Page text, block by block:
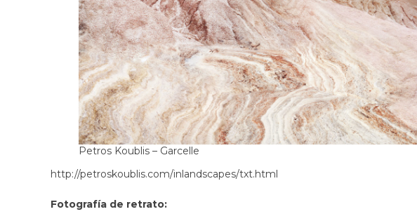
Petros Koublis – Garcelle
http://petroskoublis.com/inlandscapes/txt.html
Fotografía de retrato: